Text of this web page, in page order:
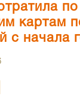
по
картам
с начала